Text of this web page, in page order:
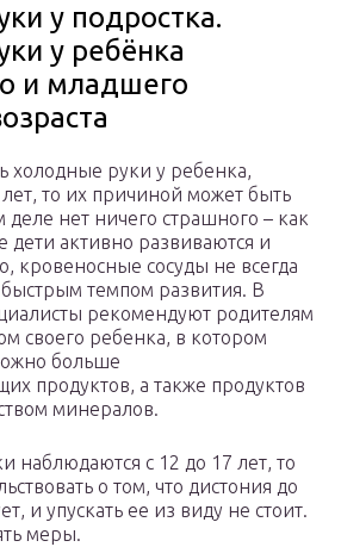
у подростка.
у ребёнка
и младшего
холодные руки у ребенка,
то их причиной может быть
деле нет ничего страшного – как
дети активно развиваются и
кровеносные сосуды не всегда
темпом развития. В
рекомендуют родителям
своего ребенка, в котором
больше
продуктов, а также продуктов
минералов.
наблюдаются с 12 до 17 лет, то
о том, что дистония до
и упускать ее из виду не стоит.
меры.